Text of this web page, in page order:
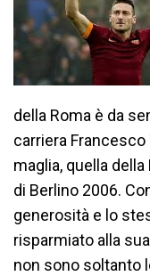
della Roma è da
carriera Francesco
maglia, quella
di Berlino 2006.
generosità e lo
risparmiato alla
non sono soltanto